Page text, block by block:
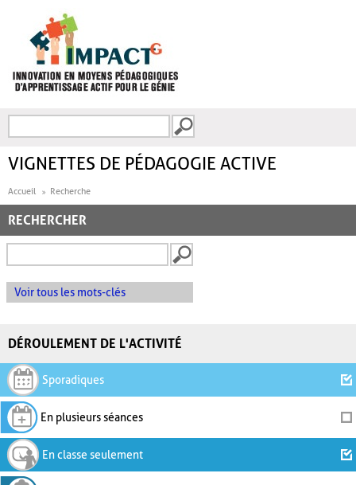
FORMULAIRE DE
VIGNETTES DE PÉDAGOGIE ACTIVE
Accueil Recherche
RECHERCHER
Voir tous les mots-clés
DÉROULEMENT DE L'ACTIVITÉ
Sporadiques
En plusieurs séances
En classe seulement